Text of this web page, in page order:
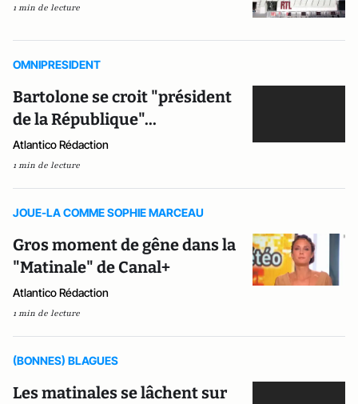
1 min de lecture
OMNIPRESIDENT
Bartolone se croit "président
de la République"...
Atlantico Rédaction
1 min de lecture
JOUE-LA COMME SOPHIE MARCEAU
Gros moment de gêne dans la
"Matinale" de Canal+
Atlantico Rédaction
1 min de lecture
(BONNES) BLAGUES
Les matinales se lâchent sur